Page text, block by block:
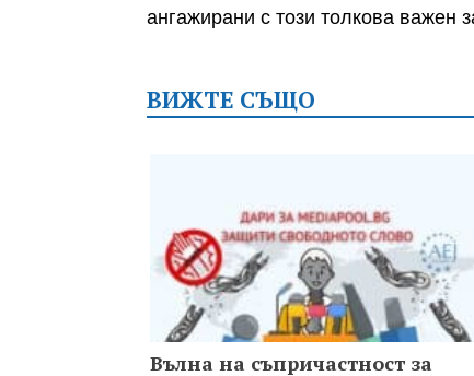
ангажирани с този толкова важен
ВИЖТЕ СЪЩО
Вълна на съпричастност за